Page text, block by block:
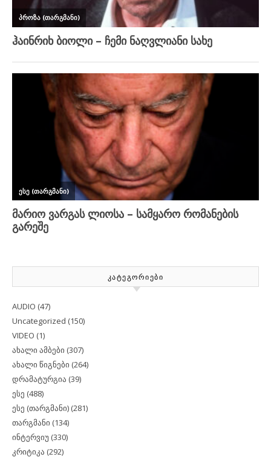
ᲙᲐᲢᲔᲒᲝᲠᲘᲔᲑᲘ
AUDIO (47)
Uncategorized (150)
VIDEO (1)
ახალი ამბები (307)
ახალი წიგნები (264)
დრამატურგია (39)
ესე (488)
ესე (თარგმანი) (281)
თარგმანი (134)
ინტერვიუ (330)
კრიტიკა (292)